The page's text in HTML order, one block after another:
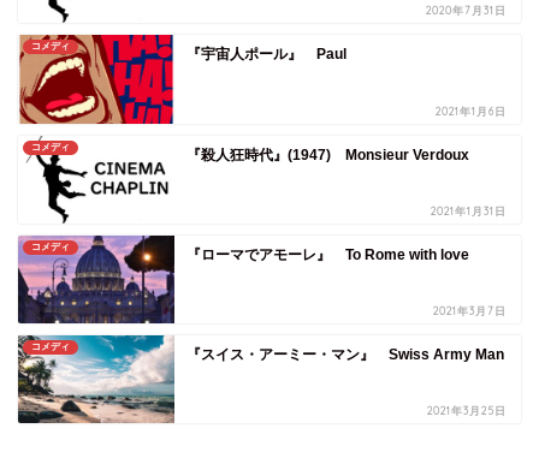
2020年7月31日
コメディ 『宇宙人ポール』 Paul
2021年1月6日
コメディ 『殺人狂時代』(1947) Monsieur Verdoux
2021年1月31日
コメディ 『ローマでアモーレ』 To Rome with love
2021年3月7日
コメディ 『スイス・アーミー・マン』 Swiss Army Man
2021年3月25日